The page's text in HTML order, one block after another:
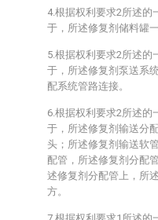
4.根据权利要求2所述的
于，所述修复剂储料罐
5.根据权利要求2所述的
于，所述修复剂泵送系
配系统管路连接。
6.根据权利要求2所述的
于，所述修复剂输送分
头；所述修复剂输送软
配管，所述修复剂分配
述修复剂分配管上，所
方。